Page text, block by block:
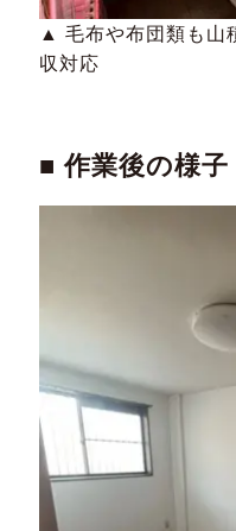
▲ 毛布や布団類も山
収対応
■ 作業後の様子